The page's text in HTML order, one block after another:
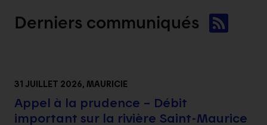
Derniers communiqués
31 JUILLET 2026, MAURICIE
Appel à la prudence – Débit
important sur la rivière Saint-Maurice